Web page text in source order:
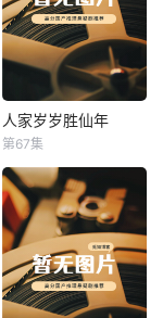
人家岁岁胜仙年
人家岁岁胜仙年
第67集